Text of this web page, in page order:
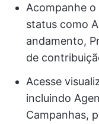
Acompanhe
status como
andamento,
de
Acesse
incluindo
Campanhas,